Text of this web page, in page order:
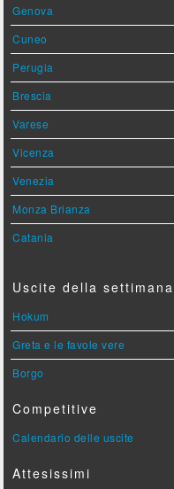
Genova
Cuneo
Perugia
Brescia
Varese
Vicenza
Venezia
Monza Brianza
Catania
Uscite della settimana
Hokum
Greta e le favole vere
Borgo
Competitive
Calendario delle uscite
Attesissimi